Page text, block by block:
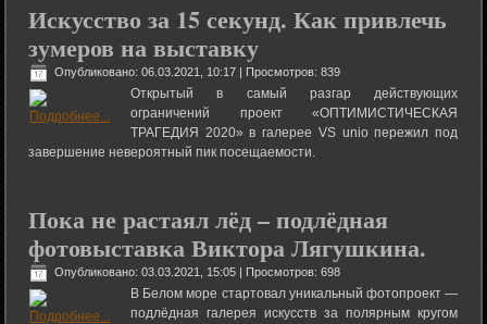
Искусство за 15 секунд. Как привлечь
зумеров на выставку
Опубликовано: 06.03.2021, 10:17 | Просмотров: 839
Открытый в самый разгар действующих
ограничений проект «ОПТИМИСТИЧЕСКАЯ
ТРАГЕДИЯ 2020» в галерее VS unio пережил под
завершение невероятный пик посещаемости.
Пока не растаял лёд – подлёдная
фотовыставка Виктора Лягушкина.
Опубликовано: 03.03.2021, 15:05 | Просмотров: 698
В Белом море стартовал уникальный фотопроект —
подлёдная галерея искусств за полярным кругом